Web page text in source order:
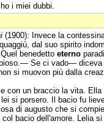
i miei dubbi.
(1900): Invece la
dal suo spirito
benedetto eterno
Se ci vado—
si muovon più dalla
con un braccio la vita.
si porsero. Il bacio fu
di augusto che si
bacio dell'amore. Lelia